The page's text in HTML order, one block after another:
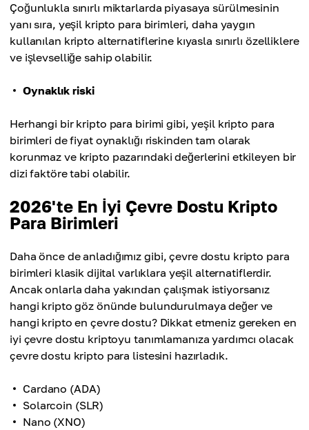
Çoğunlukla sınırlı miktarlarda piyasaya sürülmesinin
yanı sıra, yeşil kripto para birimleri, daha yaygın
kullanılan kripto alternatiflerine kıyasla sınırlı özelliklere
ve işlevselliğe sahip olabilir.
Oynaklık riski
Herhangi bir kripto para birimi gibi, yeşil kripto para
birimleri de fiyat oynaklığı riskinden tam olarak
korunmaz ve kripto pazarındaki değerlerini etkileyen bir
dizi faktöre tabi olabilir.
2026'te En İyi Çevre Dostu Kripto
Para Birimleri
Daha önce de anladığımız gibi, çevre dostu kripto para
birimleri klasik dijital varlıklara yeşil alternatiflerdir.
Ancak onlarla daha yakından çalışmak istiyorsanız
hangi kripto göz önünde bulundurulmaya değer ve
hangi kripto en çevre dostu? Dikkat etmeniz gereken en
iyi çevre dostu kriptoyu tanımlamanıza yardımcı olacak
çevre dostu kripto para listesini hazırladık.
Cardano (ADA)
Solarcoin (SLR)
Nano (XNO)